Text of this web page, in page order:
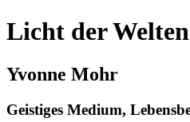
Licht der Welten
Yvonne Mohr
Geistiges Medium,